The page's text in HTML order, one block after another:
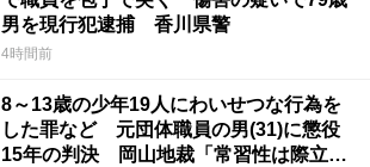
男を現行犯逮捕 香川県警
4時間前
8～13歳の少年19人にわいせつな行為を
した罪など 元団体職員の男(31)に懲役
15年の判決 岡山地裁「常習性は際立っ